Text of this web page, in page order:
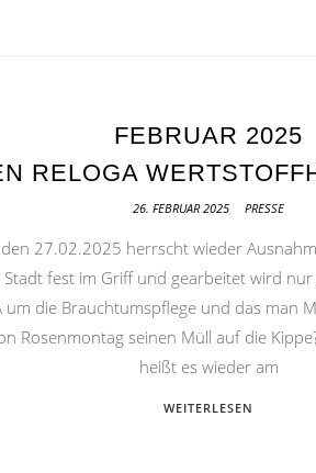
FEBRUAR 2025
RELOGA
26. FEBRUAR 2025 PRESSE
27.02.2025 herrscht wieder
fest im Griff und gearbeitet wird
um die Brauchtumspflege und das
Rosenmontag seinen Müll auf die
heißt es wieder am
WEITERLESEN